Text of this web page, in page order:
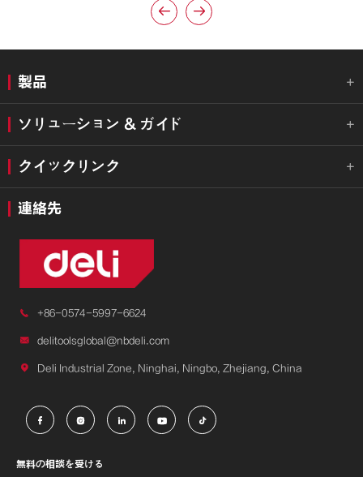
 
製品 
ソリューション & ガイド 
クイックリンク 
連絡先
 +86-0574-5997-6624
 delitoolsglobal@nbdeli.com
 Deli Industrial Zone, Ninghai, Ningbo, Zhejiang, China
    
無料の相談を受ける